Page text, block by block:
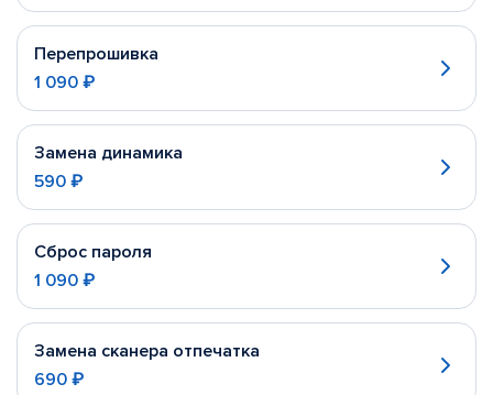
Перепрошивка
1 090 ₽
Замена динамика
590 ₽
Сброс пароля
1 090 ₽
Замена сканера отпечатка
690 ₽